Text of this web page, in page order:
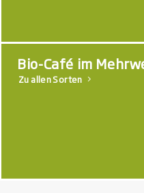
Bio-Café im
Zu allen Sorten